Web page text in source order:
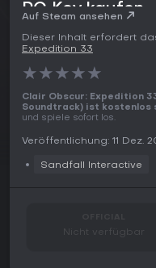
PC Key kaufen
Auf Steam ansehen
Dieser Inhalt erfordert
Expedition 33
★★★★★
Clair Obscur: Expedition
Soundtrack) ist kostenlos
und spiele sofort los.
Veröffentlichung: 11 Dez.
Sandfall Interactive
Nicht verfügbar